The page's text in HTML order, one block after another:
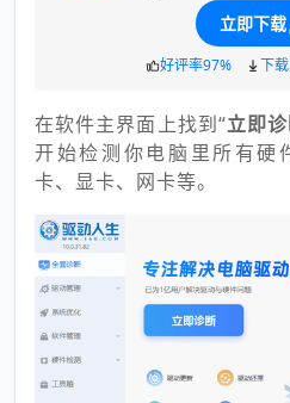
立即下载
好评率97% 下
在软件主界面上找到“立即
开始检测你电脑里所有硬
卡、显卡、网卡等。